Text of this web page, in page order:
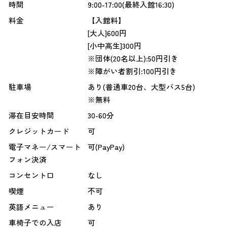
時間
9:00-17:00(最終入館16:30)
料金
【入館料】
[大人]600円
[小中高生]300円
※団体(20名以上):50円引き
※障がい者割引:100円引き
駐車場
あり(普通車20台、大型バス5台)
※無料
滞在目安時間
30-60分
クレジットカード
可
電子マネー/スマート
フォン決済
可(PayPay)
コンセント口
なし
喫煙
不可
英語メニュー
あり
車椅子での入店
可